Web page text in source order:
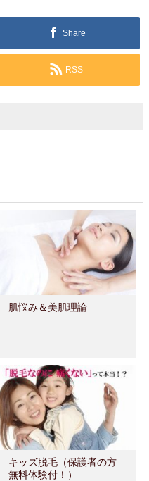
Share
RSS
肌悩み＆美肌理論
キッズ脱毛（保護者の方
無料体験付！）